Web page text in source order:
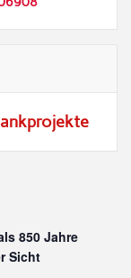
850 Jahre
Sicht